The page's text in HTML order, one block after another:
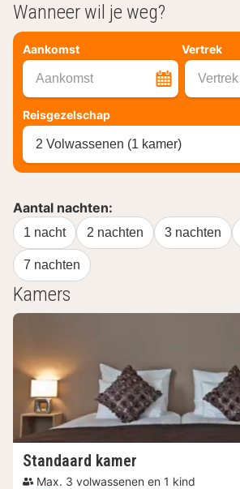
Wanneer wil je weg?
Aankomst Vertrek
Aankomst Vertrek
Reisgezelschap
2 Volwassenen (1 kamer)
Aantal nachten:
1 nacht 2 nachten 3 nachten
7 nachten
Kamers
Standaard kamer
Max. 3 volwassenen en 1 kind